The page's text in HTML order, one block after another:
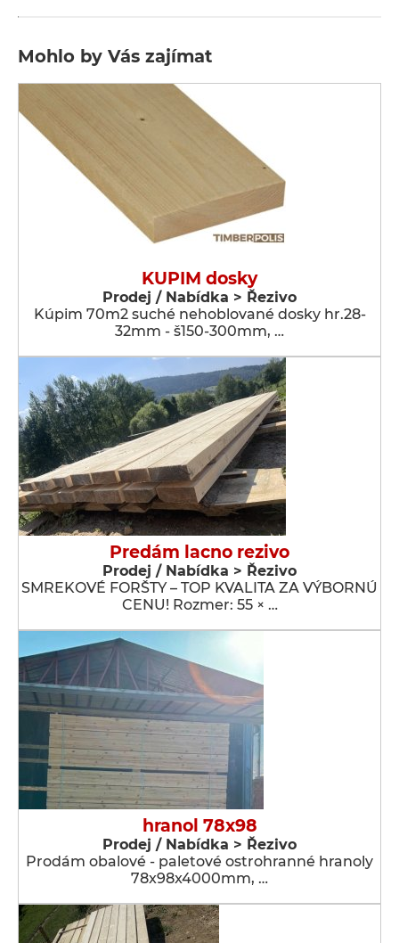
Mohlo by Vás zajímat
KUPIM dosky
Prodej / Nabídka > Řezivo
Kúpim 70m2 suché nehoblované dosky hr.28-
32mm - š150-300mm, …
Predám lacno rezivo
Prodej / Nabídka > Řezivo
SMREKOVÉ FORŠTY – TOP KVALITA ZA VÝBORNÚ
CENU! Rozmer: 55 × …
hranol 78x98
Prodej / Nabídka > Řezivo
Prodám obalové - paletové ostrohranné hranoly
78x98x4000mm, …